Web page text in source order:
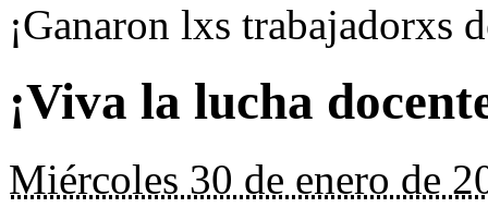
¡Ganaron lxs trabajadorxs
¡Viva la lucha
Miércoles 30 de enero de